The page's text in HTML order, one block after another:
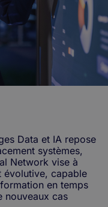
Data et IA repose
systèmes,
Network vise à
évolutive, capable
en temps
nouveaux cas